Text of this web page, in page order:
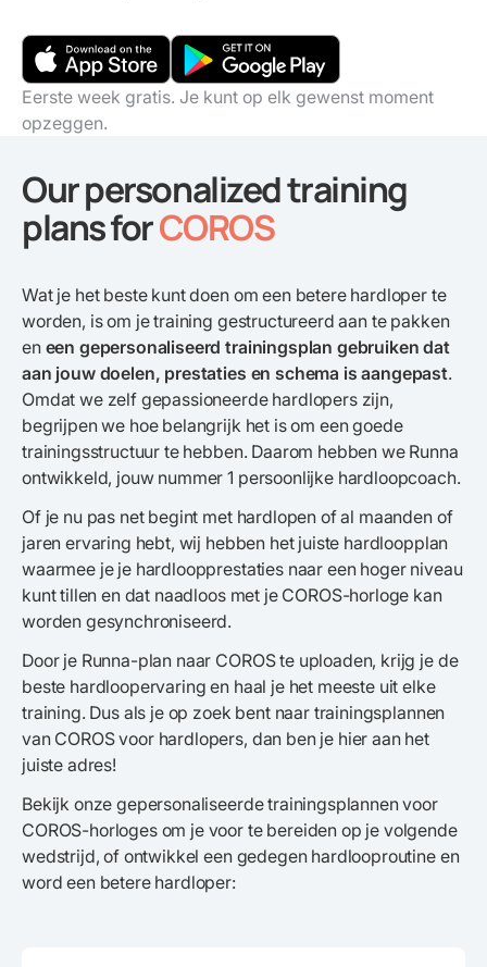
Eerste week gratis. Je kunt op elk gewenst moment
opzeggen.
Our personalized training
plans forCOROS
Wat je het beste kunt doen om een betere hardloper te
worden, is om je training gestructureerd aan te pakken
en een gepersonaliseerd trainingsplan gebruiken dat
aan jouw doelen, prestaties en schema is aangepast.
Omdat we zelf gepassioneerde hardlopers zijn,
begrijpen we hoe belangrijk het is om een goede
trainingsstructuur te hebben. Daarom hebben we Runna
ontwikkeld, jouw nummer 1 persoonlijke hardloopcoach.
Of je nu pas net begint met hardlopen of al maanden of
jaren ervaring hebt, wij hebben het juiste hardloopplan
waarmee je je hardloopprestaties naar een hoger niveau
kunt tillen en dat naadloos met je COROS-horloge kan
worden gesynchroniseerd.
Door je Runna-plan naar COROS te uploaden, krijg je de
beste hardloopervaring en haal je het meeste uit elke
training. Dus als je op zoek bent naar trainingsplannen
van COROS voor hardlopers, dan ben je hier aan het
juiste adres!
Bekijk onze gepersonaliseerde trainingsplannen voor
COROS-horloges om je voor te bereiden op je volgende
wedstrijd, of ontwikkel een gedegen hardlooproutine en
word een betere hardloper: